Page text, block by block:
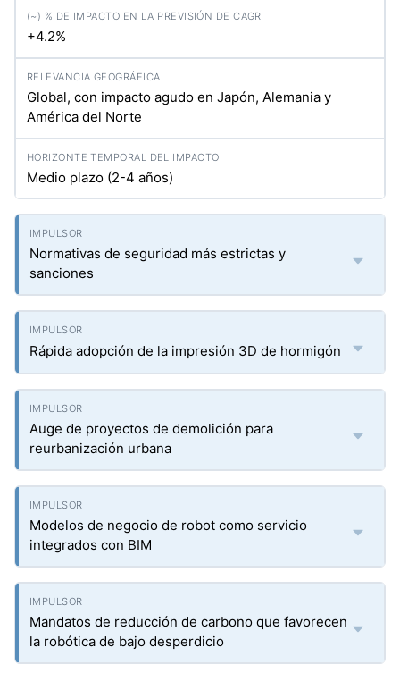
+4.2%
Global, con impacto agudo en Japón, Alemania y
América del Norte
Medio plazo (2-4 años)
Normativas de seguridad más estrictas y
sanciones
Rápida adopción de la impresión 3D de hormigón
Auge de proyectos de demolición para
reurbanización urbana
Modelos de negocio de robot como servicio
integrados con BIM
Mandatos de reducción de carbono que favorecen
la robótica de bajo desperdicio